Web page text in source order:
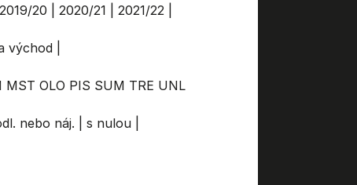
2019/20 2020/21 2021/22|
východ|
MST OLO PIS SUM TRE UNL
nebo náj. s nulou|